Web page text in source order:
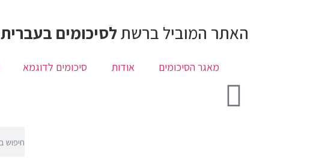
האתר המוביל ברשתלסיכומים בעברית
מאגר הסיכומים אודות סיכומים לדוגמא